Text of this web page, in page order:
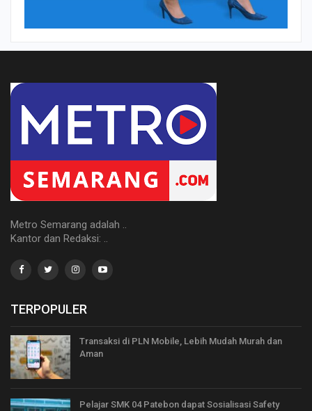
Metro Semarang adalah ..
Kantor dan Redaksi: ..
TERPOPULER
Transaksi di PLN Mobile, Lebih Mudah Murah dan
Aman
Pelajar SMK 04 Patebon dapat Sosialisasi Safety